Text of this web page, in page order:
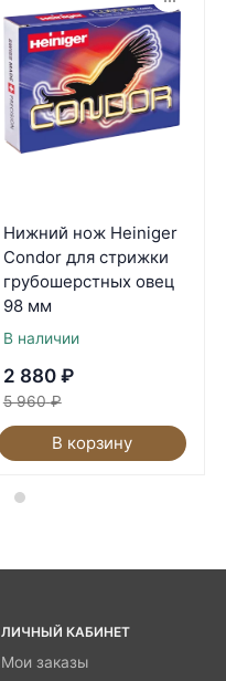
Нижний нож Heiniger
Condor для стрижки
грубошерстных овец
98 мм
В наличии
2 880 ₽
5 960 ₽
В корзину
ЛИЧНЫЙ КАБИНЕТ
Мои заказы